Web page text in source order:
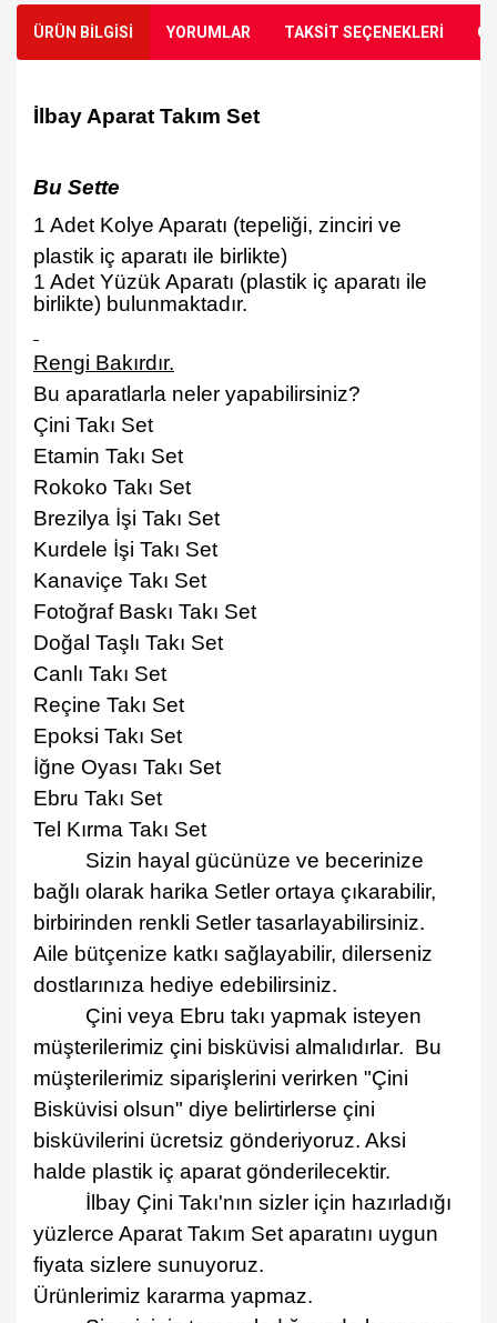
ÜRÜN BİLGİSİ YORUMLAR TAKSİT SEÇENEKLERİ
İ lbay Aparat Takım Set
Bu Sette
1 Adet Kolye Aparatı (tepeliği, zinciri ve
plastik iç aparatı ile birlikte)
1 Adet Yüzük Aparatı (plastik iç aparatı ile
birlikte) bulunmaktadır.
Rengi Bakırdır.
Bu aparatlarla neler yapabilirsiniz?
Çini Takı Set
Etamin Takı Set
Rokoko Takı Set
Brezilya İşi Takı Set
Kurdele İşi Takı Set
Kanaviçe Takı Set
Fotoğraf Baskı Takı Set
Doğal Taşl ı Takı Set
Canlı Takı Set
Reçine Takı Set
Epoksi Takı Set
İğne Oyası Takı Set
Ebru Takı Set
Tel Kırma Takı Set
Sizin hayal gücünüze ve becerinize
bağ ı olarak harika Setler ortaya çıkarabilir,
birbirinden renkli Setler tasarlayabilirsiniz.
Aile bütçenize katkı sağ layabilir, dilerseniz
dostlarınıza hediye edebilirsiniz.
Çini veya Ebru takı yapmak isteyen
müşterilerimiz çini bisküvisi almal ıdırlar. Bu
müşterilerimiz sipariş lerini verirken "Çini
Bisküvisi olsun" diye belirtirlerse çini
bisküvilerini ücretsiz gönderiyoruz. Aksi
halde plastik iç aparat gönderilecektir.
İ lbay Çini Takı'nın sizler için hazırladığı
yüzlerce Aparat Takım Set aparatını uygun
fiyata sizlere sunuyoruz.
Ürünlerimiz kararma yapmaz.